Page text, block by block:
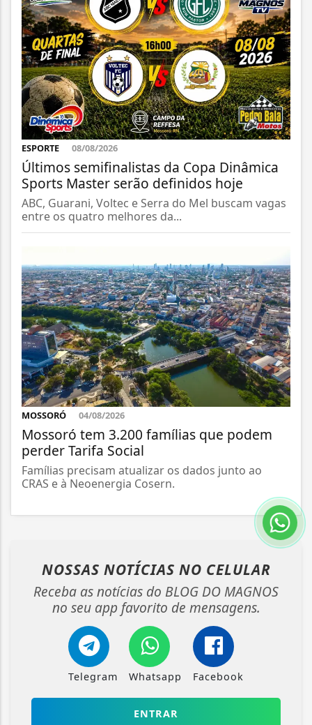
ESPORTE 08/08/2026
Últimos semifinalistas da Copa Dinâmica
Sports Master serão definidos hoje
ABC, Guarani, Voltec e Serra do Mel buscam vagas
entre os quatro melhores da...
MOSSORÓ 04/08/2026
Mossoró tem 3.200 famílias que podem
perder Tarifa Social
Famílias precisam atualizar os dados junto ao
CRAS e à Neoenergia Cosern.
NOSSAS NOTÍCIAS NO CELULAR
Receba as notícias do BLOG DO MAGNOS
no seu app favorito de mensagens.
Telegram Whatsapp Facebook
ENTRAR